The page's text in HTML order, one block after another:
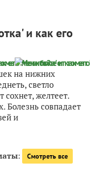
и как его
на нижних
светло
сохнет, желтеет.
Болезнь совпадает
и
: Смотреть все